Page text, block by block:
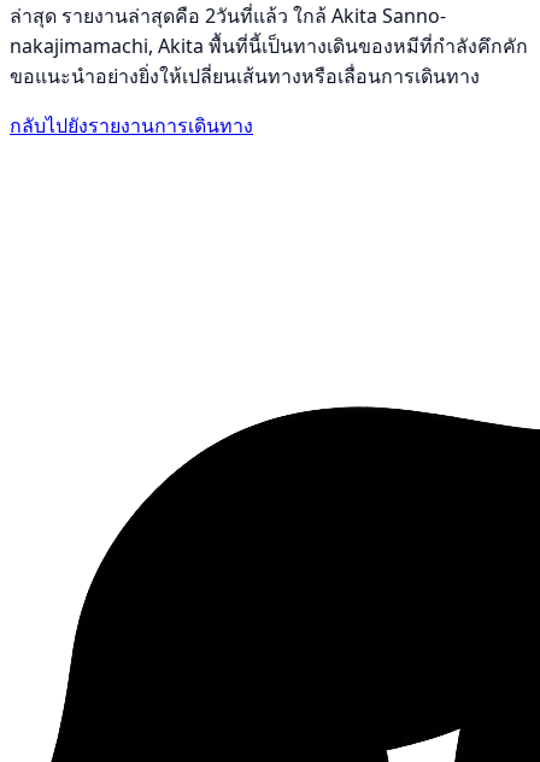
ล่าสุด รายงานล่าสุดคือ 2วันที่แล้ว ใกล้ Akita Sanno-
nakajimamachi, Akita พื้นที่นี้เป็นทางเดินของหมีที่กำลังคึกคัก
ขอแนะนำอย่างยิ่งให้เปลี่ยนเส้นทางหรือเลื่อนการเดินทาง
กลับไปยังรายงานการเดินทาง